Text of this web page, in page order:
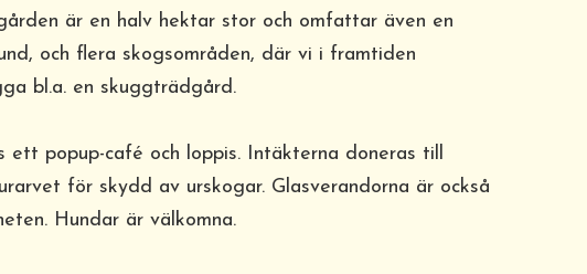
är en halv hektar stor och omfattar även en
och flera skogsområden, där vi i framtiden
bl.a. en skuggträdgård.
ett popup-café och loppis. Intäkterna doneras till
för skydd av urskogar. Glasverandorna är också
Hundar är välkomna.